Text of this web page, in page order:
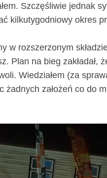
Szczęśliwie jednak
kilkutygodniowy okres
w rozszerzonym
Plan na bieg zakładał,
Wiedziałem (za
żadnych założeń co do